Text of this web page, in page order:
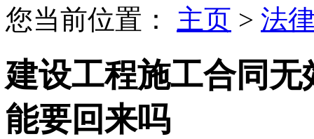
您当前位置： 主页 > 法
建设工程施工合同
能要回来吗